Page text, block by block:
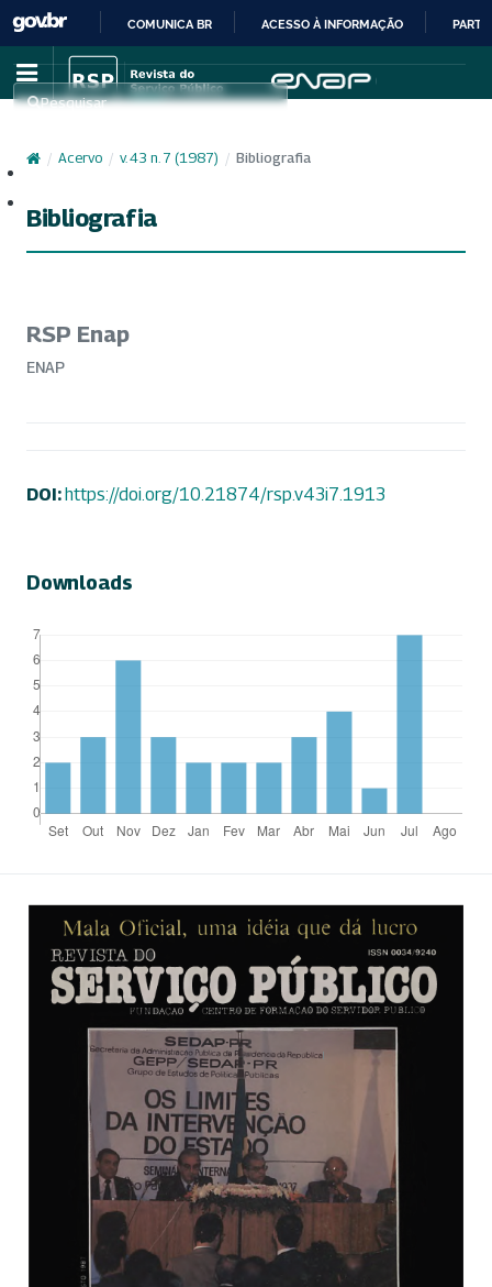
IR
PARA
CONTEÚDO
COMUNICA BR ACESSO À INFORMAÇÃO
Pesquisar
/ Acervo / v. 43 n. 7 (1987) / Bibliografia
Bibliografia
RSP Enap
ENAP
DOI:https://doi.org/10.21874/rsp.v43i7.1913
Downloads